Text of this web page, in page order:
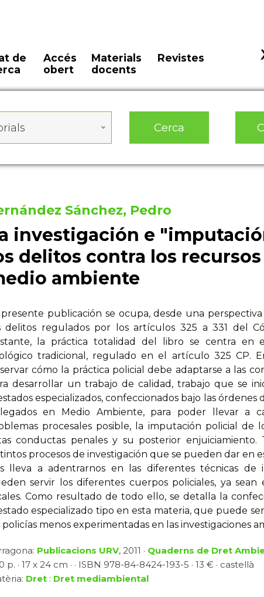
de
Accés
obert
Materials
docents
Revistes
Cerca
Sánchez, Pedro
investigación e
delitos contra los
ambiente
presente publicación se ocupa, desde una
delitos regulados por los artículos 325 a 331 del
la práctica totalidad del libro se centra en
tradicional, regulado en el artículo 325 CP.
cómo la práctica policial debe adaptarse a las
desarrollar un trabajo de calidad, trabajo que se
especializados, confeccionados bajo las
en Medio Ambiente, para poder llevar a
procesales posible, la imputación policial
conductas penales y su posterior enjuiciamiento.
procesos de investigación que se pueden dar en
lleva a adentrarnos en las diferentes técnicas de
servir los diferentes cuerpos policiales, ya sean
Como resultado de todo ello, se detalla la
especializado tipo en esta materia, que puede
policías menos experimentadas en las investigaciones
Publicacions URV, 2011 · Quaderns de Dret
p. · 17 x 24 cm · · ISBN 978-84-8424-193-5 · 13 € · castellà
Dret: Dret mediambiental